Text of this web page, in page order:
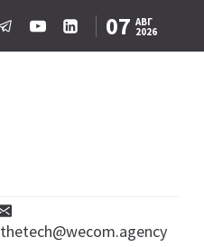
07 АВГ
2026
thetech@wecom.agency